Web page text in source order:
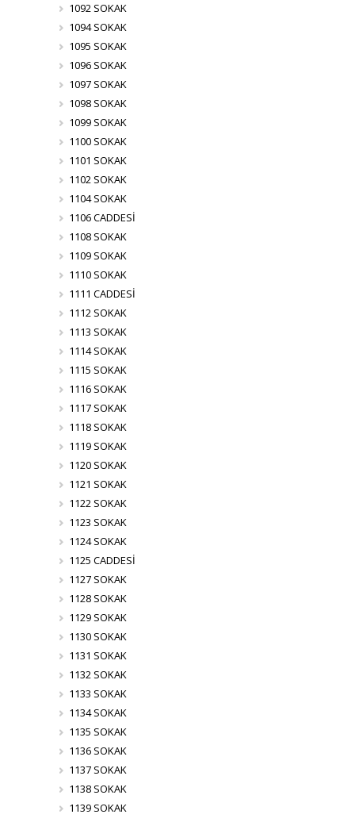
1092 SOKAK
1094 SOKAK
1095 SOKAK
1096 SOKAK
1097 SOKAK
1098 SOKAK
1099 SOKAK
1100 SOKAK
1101 SOKAK
1102 SOKAK
1104 SOKAK
1106 CADDESİ
1108 SOKAK
1109 SOKAK
1110 SOKAK
1111 CADDESİ
1112 SOKAK
1113 SOKAK
1114 SOKAK
1115 SOKAK
1116 SOKAK
1117 SOKAK
1118 SOKAK
1119 SOKAK
1120 SOKAK
1121 SOKAK
1122 SOKAK
1123 SOKAK
1124 SOKAK
1125 CADDESİ
1127 SOKAK
1128 SOKAK
1129 SOKAK
1130 SOKAK
1131 SOKAK
1132 SOKAK
1133 SOKAK
1134 SOKAK
1135 SOKAK
1136 SOKAK
1137 SOKAK
1138 SOKAK
1139 SOKAK